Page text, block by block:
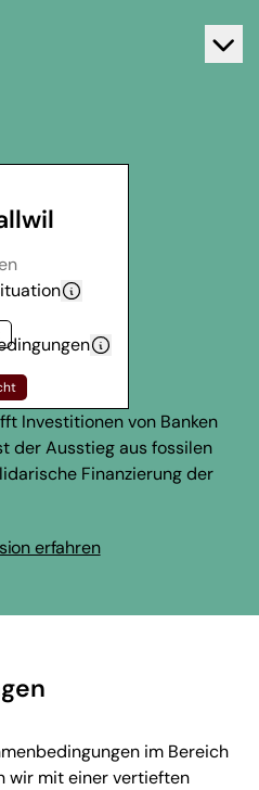
Investitionen von Banken
der Ausstieg aus fossilen
Finanzierung der
erfahren
im Bereich
wir mit einer vertieften